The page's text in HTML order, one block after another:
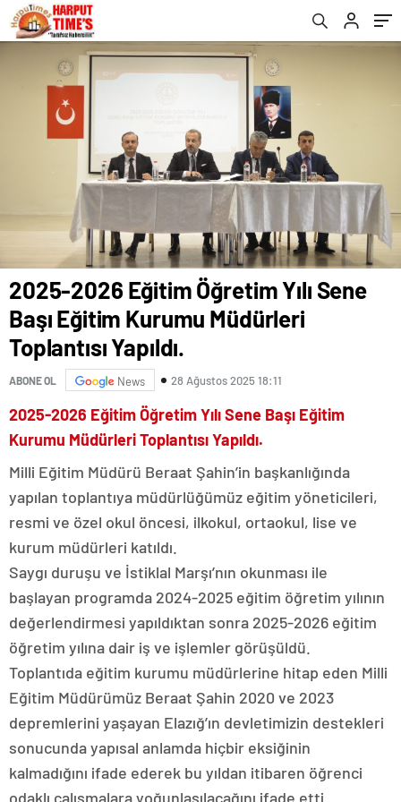
2025-2026 Eğitim Öğretim Yılı Sene
Başı Eğitim Kurumu Müdürleri
Toplantısı Yapıldı.
ABONE OL News 28 Ağustos 2025 18:11
2025-2026 Eğitim Öğretim Yılı Sene Başı Eğitim
Kurumu Müdürleri Toplantısı Yapıldı.
Milli Eğitim Müdürü Beraat Şahin’in başkanlığında
yapılan toplantıya müdürlüğümüz eğitim yöneticileri,
resmi ve özel okul öncesi, ilkokul, ortaokul, lise ve
kurum müdürleri katıldı.
Saygı duruşu ve İstiklal Marşı’nın okunması ile
başlayan programda 2024-2025 eğitim öğretim yılının
değerlendirmesi yapıldıktan sonra 2025-2026 eğitim
öğretim yılına dair iş ve işlemler görüşüldü.
Toplantıda eğitim kurumu müdürlerine hitap eden Milli
Eğitim Müdürümüz Beraat Şahin 2020 ve 2023
depremlerini yaşayan Elazığ’ın devletimizin destekleri
sonucunda yapısal anlamda hiçbir eksiğinin
kalmadığını ifade ederek bu yıldan itibaren öğrenci
odaklı çalışmalara yoğunlaşılacağını ifade etti.